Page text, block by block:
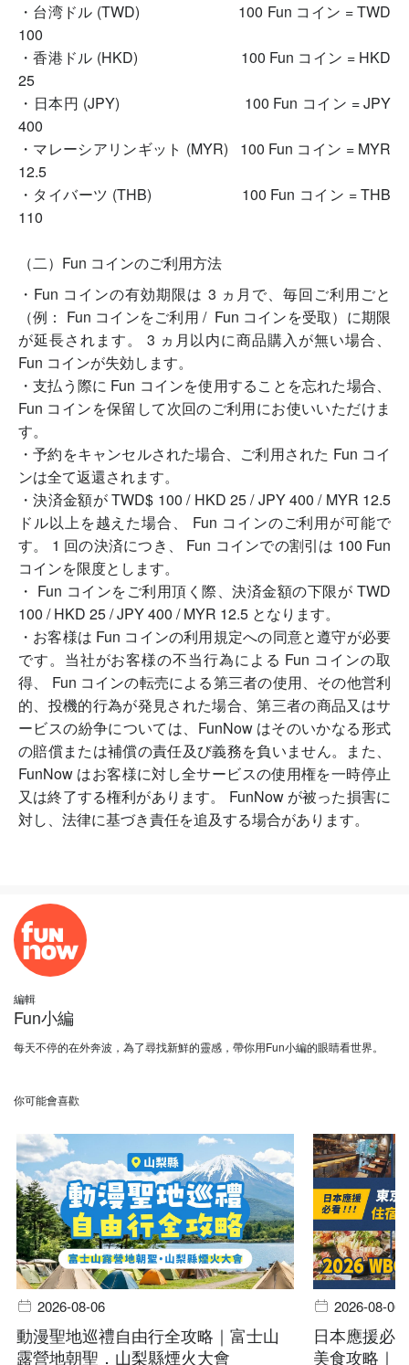
・台湾ドル (TWD) 100 Fun コイン = TWD
100
・香港ドル (HKD) 100 Fun コイン = HKD
25
・日本円 (JPY) 100 Fun コイン = JPY
400
・マレーシアリンギット (MYR) 100 Fun コイン = MYR
12.5
・タイバーツ (THB) 100 Fun コイン = THB
110
（二）Fun コインのご利用方法
・Fun コインの有効期限は 3 ヵ月で、毎回ご利用ごと
（例： Fun コインをご利用 / Fun コインを受取）に期限
が延長されます。 3 ヵ月以内に商品購入が無い場合、
Fun コインが失効します。
・支払う際に Fun コインを使用することを忘れた場合、
Fun コインを保留して次回のご利用にお使いいただけま
す。
・予約をキャンセルされた場合、ご利用された Fun コイ
ンは全て返還されます。
・決済金額が TWD$ 100 / HKD 25 / JPY 400 / MYR 12.5
ドル以上を越えた場合、 Fun コインのご利用が可能で
す。 1 回の決済につき、 Fun コインでの割引は 100 Fun
コインを限度とします。
・ Fun コインをご利用頂く際、決済金額の下限が TWD
100 / HKD 25 / JPY 400 / MYR 12.5 となります。
・お客様は Fun コインの利用規定への同意と遵守が必要
です。当社がお客様の不当行為による Fun コインの取
得、 Fun コインの転売による第三者の使用、その他営利
的、投機的行為が発見された場合、第三者の商品又はサ
ービスの紛争については、FunNow はそのいかなる形式
の賠償または補償の責任及び義務を負いません。また、
FunNow はお客様に対し全サービスの使用権を一時停止
又は終了する権利があります。 FunNow が被った損害に
対し、法律に基づき責任を追及する場合があります。
編輯
Fun小編
每天不停的在外奔波，為了尋找新鮮的靈感，帶你用Fun小編的眼睛看世界。
你可能會喜歡
2026-08-06
動漫聖地巡禮自由行全攻略｜富士山
露營地朝聖．山梨縣煙火大會
2026-08-06
日本應援必
美食攻略｜